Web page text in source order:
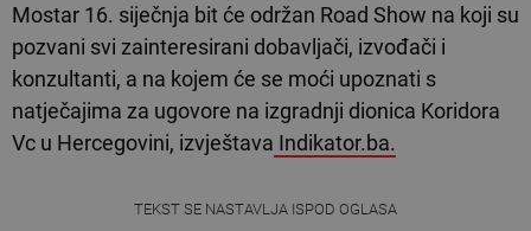
Mostar 16. siječnja bit će održan Road Show na koji su
pozvani svi zainteresirani dobavljači, izvođači i
konzultanti, a na kojem će se moći upoznati s
natječajima za ugovore na izgradnji dionica Koridora
Vc u Hercegovini, izvještava Indikator.ba.
TEKST SE NASTAVLJA ISPOD OGLASA